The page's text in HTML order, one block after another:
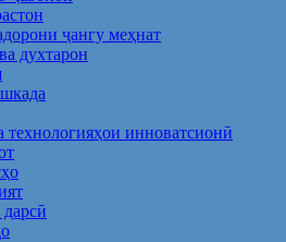
ҷангу меҳнат
духтарон
технологияҳои инноватсионӣ